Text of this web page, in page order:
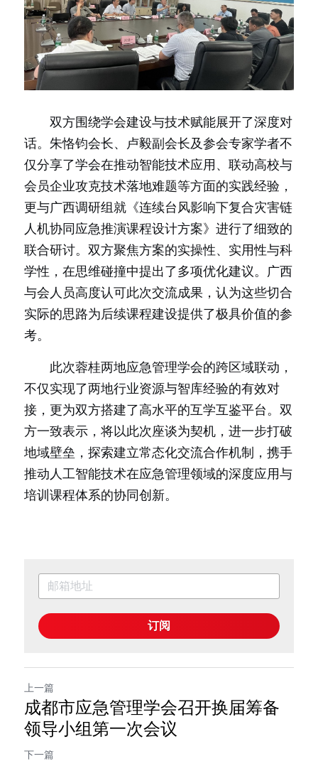
双方围绕学会建设与技术赋能展开了深度对
话。朱恪钧会长、卢毅副会长及参会专家学者不
仅分享了学会在推动智能技术应用、联动高校与
会员企业攻克技术落地难题等方面的实践经验，
更与广西调研组就《连续台风影响下复合灾害链
人机协同应急推演课程设计方案》进行了细致的
联合研讨。双方聚焦方案的实操性、实用性与科
学性，在思维碰撞中提出了多项优化建议。广西
与会人员高度认可此次交流成果，认为这些切合
实际的思路为后续课程建设提供了极具价值的参
考。
此次蓉桂两地应急管理学会的跨区域联动，
不仅实现了两地行业资源与智库经验的有效对
接，更为双方搭建了高水平的互学互鉴平台。双
方一致表示，将以此次座谈为契机，进一步打破
地域壁垒，探索建立常态化交流合作机制，携手
推动人工智能技术在应急管理领域的深度应用与
培训课程体系的协同创新。
订阅
上一篇
成都市应急管理学会召开换届筹备
领导小组第一次会议
下一篇